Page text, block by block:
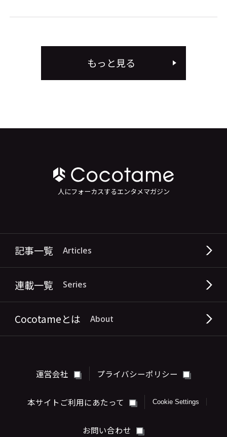
もっと見る
人にフォーカスするエンタメマガジン
記事一覧 Articles
連載一覧 Series
Cocotameとは About
運営会社 プライバシーポリシー
本サイトご利用にあたって Cookie Settings
お問い合わせ